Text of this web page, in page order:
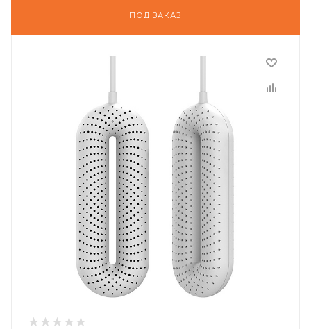
ПОД ЗАКАЗ